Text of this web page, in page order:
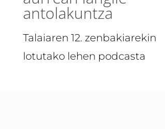
antolakuntza
Talaiaren 12. zenbakiarekin
lotutako lehen podcasta